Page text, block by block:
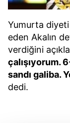
Yumurta
eden Akalın
verdiğini
çalışıyorum.
sandı galiba.
dedi.